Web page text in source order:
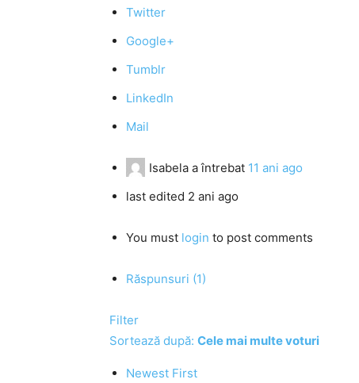
Twitter
Google+
Tumblr
LinkedIn
Mail
Isabela a întrebat 11 ani ago
last edited 2 ani ago
You must login to post comments
Răspunsuri (1)
Filter
Sortează după: Cele mai multe voturi
Newest First